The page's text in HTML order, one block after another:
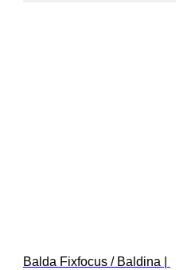
Balda Fixfocus / Baldina |